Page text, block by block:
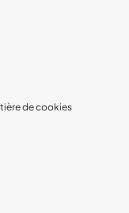
de cookies